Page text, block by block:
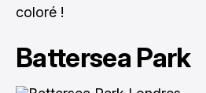
coloré !
Battersea Park